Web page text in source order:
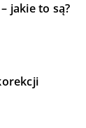
jakie to są?